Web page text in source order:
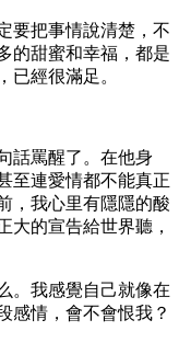
要把事情說清楚，不
的甜蜜和幸福，都是
已經很滿足。
話罵醒了。在他身
至連愛情都不能真正
，我心里有隱隱的酸
大的宣告給世界聽，
。我感覺自己就像在
感情，會不會恨我？